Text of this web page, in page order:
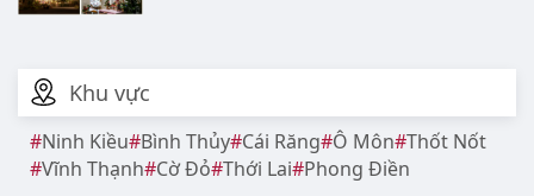
Khu vực
Ninh Kiều Bình Thủy Cái Răng Ô Môn Thốt Nốt
Vĩnh Thạnh Cờ Đỏ Thới Lai Phong Điền